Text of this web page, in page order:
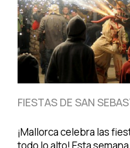
FIESTAS DE SAN
¡Mallorca celebra las